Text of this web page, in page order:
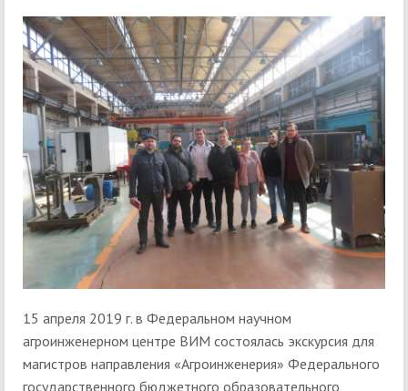
15 апреля 2019 г. в Федеральном научном
агроинженерном центре ВИМ состоялась экскурсия для
магистров направления «Агроинженерия» Федерального
государственного бюджетного образовательного